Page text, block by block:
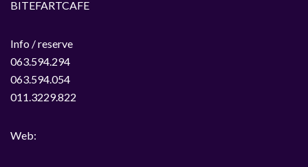
BITEFARTCAFE
Info / reserve
063.594.294
063.594.054
011.3229.822
Web: